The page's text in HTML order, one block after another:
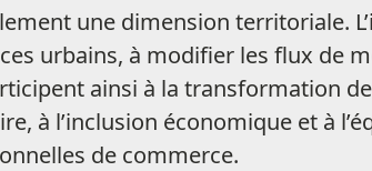
une dimension territoriale.
urbains, à modifier les flux de
ainsi à la transformation
à l’inclusion économique et à
de commerce.